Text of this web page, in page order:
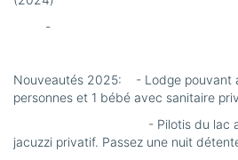
-
Nouveautés 2025: - Lodge pouvant
personnes et 1 bébé avec sanitaire
- Pilotis du lac avec
jacuzzi privatif. Passez une nuit